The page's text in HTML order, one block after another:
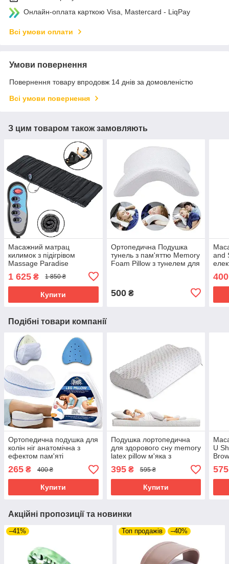
Онлайн-оплата карткою Visa, Mastercard - LiqPay
Всі умови оплати
Умови повернення
Повернення товару впродовж 14 днів за домовленістю
Всі умови повернення
З цим товаром також замовляють
Масажний матрац
килимок з підігрівом
Massage Paradise
Масажер для спини і шиї
електронний
1 625 ₴ 1 850 ₴
Купити
Ортопедична Подушка
тунель з пам'яттю Memory
Foam Pillow з тунелем для
500₴
and
400
Подібні товари компанії
Ортопедична подушка для
колін ніг анатомічна з
ефектом пам'яті
гіпоалергенна Contour Leg
Pillow
265 ₴ 400 ₴
Купити
Подушка лортопедична
для здорового сну memory
latex pillow м'яка з
ефектом пам'яті
395₴ 595 ₴
Купити
U
575
Акційні пропозиції та новинки
–41% Топ продажів –40%